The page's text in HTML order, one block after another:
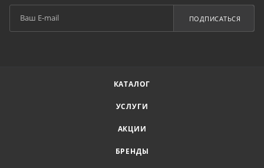
ПОДПИСАТЬСЯ
КАТАЛОГ
УСЛУГИ
АКЦИИ
БРЕНДЫ